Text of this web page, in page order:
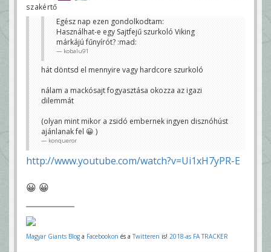
szakértő
Egész nap ezen gondolkodtam:
Használhat-e egy Sajtfejű szurkoló Viking
márkájú fűnyírót? :mad:
kobalu91
hát döntsd el mennyire vagy hardcore szurkoló
nálam a mackósajt fogyasztása okozza az igazi
dilemmát
(olyan mint mikor a zsidó embernek ingyen disznóhúst
ajánlanak fel 😀 )
konqueror
http://www.youtube.com/watch?v=Ui1xH7yPR-E
😀 😀
Magyar Giants Blog a Facebookon és aTwitteren is! 2018-as FA TRACKER